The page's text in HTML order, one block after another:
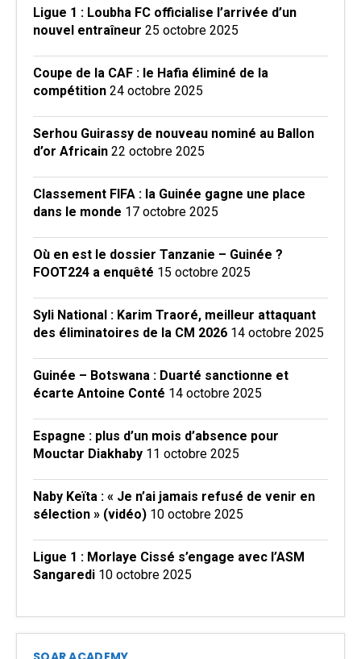
Ligue 1 : Loubha FC officialise l’arrivée d’un
nouvel entraîneur 25 octobre 2025
Coupe de la CAF : le Hafia éliminé de la
compétition 24 octobre 2025
Serhou Guirassy de nouveau nominé au Ballon
d’or Africain 22 octobre 2025
Classement FIFA : la Guinée gagne une place
dans le monde 17 octobre 2025
Où en est le dossier Tanzanie – Guinée ?
FOOT224 a enquêté 15 octobre 2025
Syli National : Karim Traoré, meilleur attaquant
des éliminatoires de la CM 2026 14 octobre 2025
Guinée – Botswana : Duarté sanctionne et
écarte Antoine Conté 14 octobre 2025
Espagne : plus d’un mois d’absence pour
Mouctar Diakhaby 11 octobre 2025
Naby Keïta : « Je n’ai jamais refusé de venir en
sélection » (vidéo) 10 octobre 2025
Ligue 1 : Morlaye Cissé s’engage avec l’ASM
Sangaredi 10 octobre 2025